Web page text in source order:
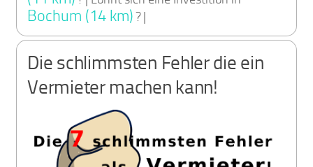
Bochum (14 km)? |
Die schlimmsten Fehler die ein
Vermieter machen kann!